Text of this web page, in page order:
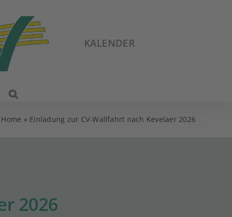
KALENDER
Home » Einladung zur CV-Wallfahrt nach Kevelaer 2026
2026